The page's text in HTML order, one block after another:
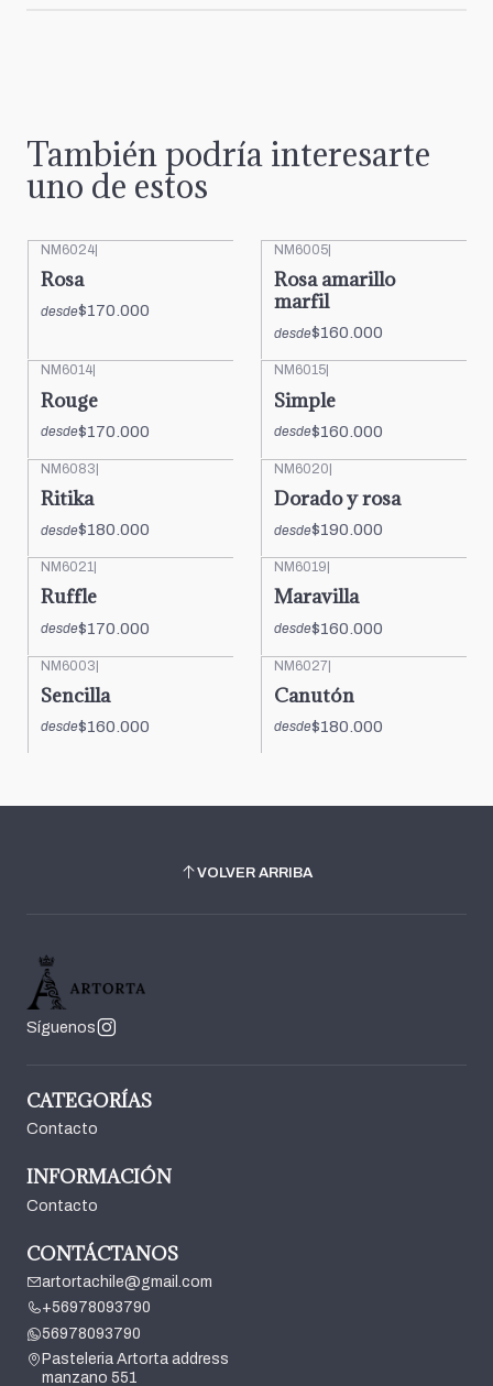
También podría interesarte
uno de estos
NM6024
Rosa
desde$170.000
NM6005
Rosa amarillo
marfil
desde$160.000
NM6014
Rouge
desde$170.000
NM6015
Simple
desde$160.000
NM6083|
Ritika
desde$180.000
NM6020|
Dorado y rosa
desde$190.000
NM6021
Ruffle
desde$170.000
NM6019
Maravilla
desde$160.000
NM6003|
Sencilla
desde$160.000
NM6027|
Canutón
desde$180.000
VOLVER ARRIBA
Síguenos
CATEGORÍAS
Contacto
INFORMACIÓN
Contacto
CONTÁCTANOS
artortachile@gmail.com
+56978093790
56978093790
Pasteleria Artorta address
manzano 551